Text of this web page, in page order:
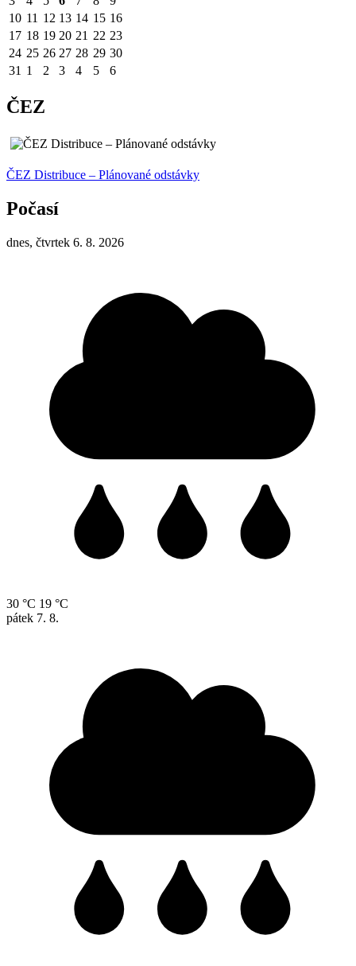
10 11 12 13 14 15 16
17 18 19 20 21 22 23
24 25 26 27 28 29 30
31 1 2 3 4 5 6
ČEZ
ČEZ Distribuce – Plánované odstávky
Počasí
dnes, čtvrtek 6. 8. 2026
30 °C 19 °C
pátek 7. 8.